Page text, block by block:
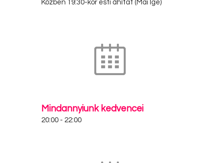
Közben 19:30-kor esti áhítat (Mai Ige)
Mindannyiunk kedvencei
20:00 - 22:00